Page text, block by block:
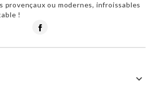
provençaux ou modernes, infroissables
!
